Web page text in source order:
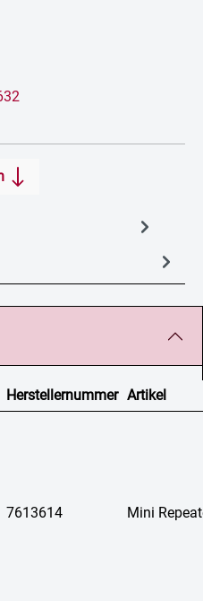
Herstellernummer Artikel
7613614 Mini